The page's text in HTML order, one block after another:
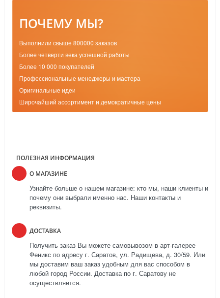
ПОЧЕМУ МЫ?
Выполнили свыше 800000 заказов
Более четверти века успешной работы
Более 10 000 покупателей
Профессиональные менеджеры и мастера
Оригинальные идеи
Широчайший ассортимент и демократичные цены
ПОЛЕЗНАЯ ИНФОРМАЦИЯ
О МАГАЗИНЕ
Узнайте больше о нашем магазине: кто мы, наши клиенты и
почему они выбрали именно нас. Наши контакты и
реквизиты.
ДОСТАВКА
Получить заказ Вы можете самовывозом в арт-галерее
Феникс по адресу г. Саратов, ул. Радищева, д. 30/59. Или
мы доставим ваш заказ удобным для вас способом в
любой город России. Доставка по г. Саратову не
осуществляется.